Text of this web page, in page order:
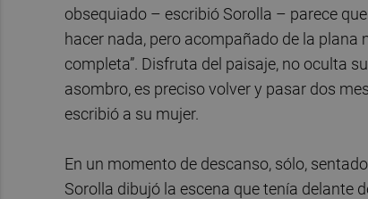
obsequiado – escribió Sorolla – parece
hacer nada, pero acompañado de la
completa”. Disfruta del paisaje, no oculta
asombro, es preciso volver y pasar dos
escribió a su mujer.
En un momento de descanso, sólo,
Sorolla dibujó la escena que tenía delante